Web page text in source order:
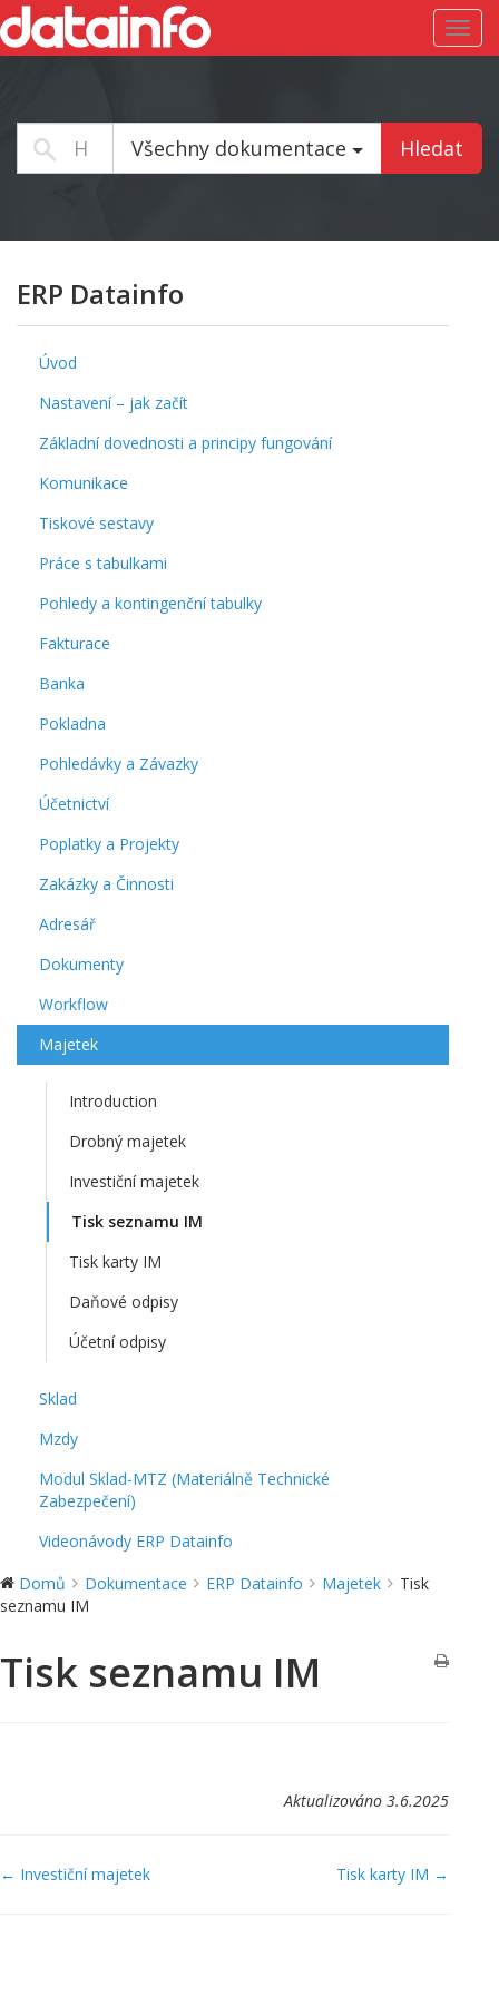
Všechny dokumentace Hledat
ERP Datainfo
Úvod
Nastavení – jak začít
Základní dovednosti a principy fungování
Komunikace
Tiskové sestavy
Práce s tabulkami
Pohledy a kontingenční tabulky
Fakturace
Banka
Pokladna
Pohledávky a Závazky
Účetnictví
Poplatky a Projekty
Zakázky a Činnosti
Adresář
Dokumenty
Workflow
Majetek
Introduction
Drobný majetek
Investiční majetek
Tisk seznamu IM
Tisk karty IM
Daňové odpisy
Účetní odpisy
Sklad
Mzdy
Modul Sklad-MTZ (Materiálně Technické
Zabezpečení)
Videonávody ERP Datainfo
Domů
Dokumentace ERP Datainfo Majetek
Tisk
seznamu IM
Tisk seznamu IM
Aktualizováno 3.6.2025
Navigace
← Investiční majetek Tisk karty IM →